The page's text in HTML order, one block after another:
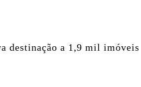
destinação a 1,9 mil imóveis